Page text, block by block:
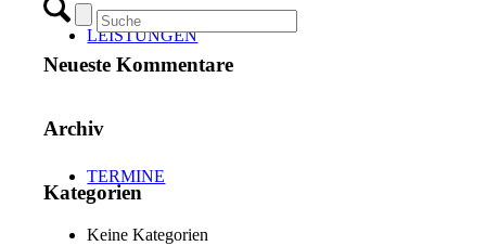
LEISTUNGEN
TERMINE
Neueste Kommentare
Archiv
Kategorien
Keine Kategorien